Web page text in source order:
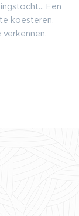
Een
koesteren,